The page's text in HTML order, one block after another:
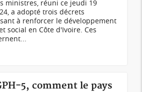
ministres, réuni ce jeudi 19
a adopté trois décrets
à renforcer le développement
social en Côte d'Ivoire. Ces
5, comment le pays